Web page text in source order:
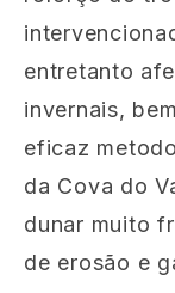
entretanto
invernais,
eficaz
da Cova do
dunar muito
de erosão e